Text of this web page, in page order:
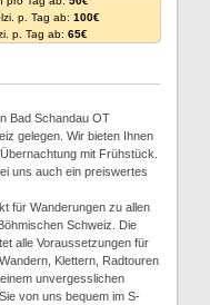
p. Tag ab: 100€
p. Tag ab: 65€
Bad Schandau OT
gelegen. Wir bieten Ihnen
mit Frühstück.
uns auch ein preiswertes
für Wanderungen zu allen
Schweiz. Die
alle Voraussetzungen für
Klettern, Radtouren
unvergesslichen
von uns bequem im S-